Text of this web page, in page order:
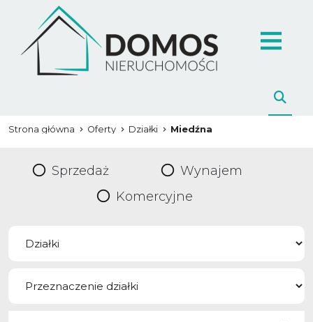
Strona główna Oferty Działki Miedźna
Sprzedaż
Wynajem
Komercyjne